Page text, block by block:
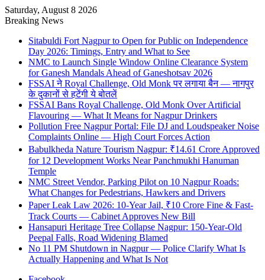
Saturday, August 8 2026
Breaking News
Sitabuldi Fort Nagpur to Open for Public on Independence
Day 2026: Timings, Entry and What to See
NMC to Launch Single Window Online Clearance System
for Ganesh Mandals Ahead of Ganeshotsav 2026
FSSAI ने Royal Challenge, Old Monk पर लगाया बैन — नागपुर
के दुकानों से हटेंगी ये बोतलें
FSSAI Bans Royal Challenge, Old Monk Over Artificial
Flavouring — What It Means for Nagpur Drinkers
Pollution Free Nagpur Portal: File DJ and Loudspeaker Noise
Complaints Online — High Court Forces Action
Babulkheda Nature Tourism Nagpur: ₹14.61 Crore Approved
for 12 Development Works Near Panchmukhi Hanuman
Temple
NMC Street Vendor, Parking Pilot on 10 Nagpur Roads:
What Changes for Pedestrians, Hawkers and Drivers
Paper Leak Law 2026: 10-Year Jail, ₹10 Crore Fine & Fast-
Track Courts — Cabinet Approves New Bill
Hansapuri Heritage Tree Collapse Nagpur: 150-Year-Old
Peepal Falls, Road Widening Blamed
No 11 PM Shutdown in Nagpur — Police Clarify What Is
Actually Happening and What Is Not